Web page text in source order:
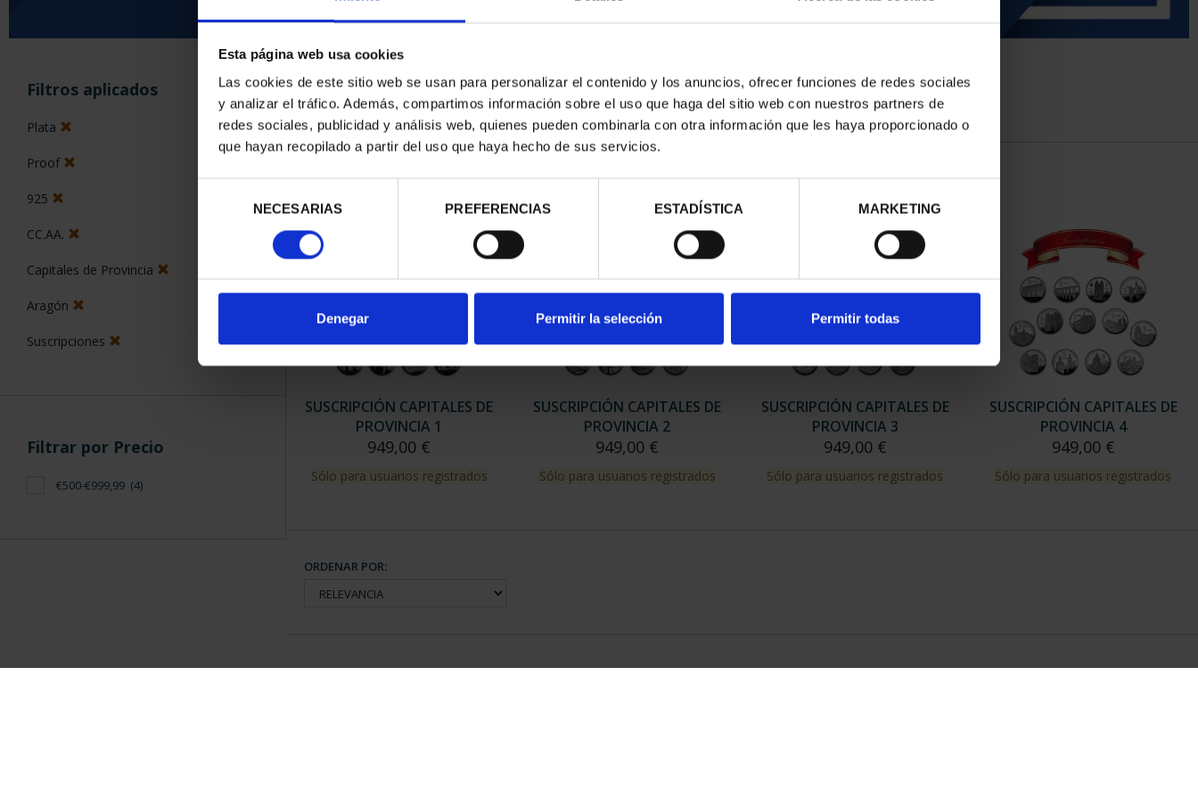
Esta página web usa cookies
Las cookies de este sitio web se usan para personalizar el contenido y los anuncios, ofrecer funciones de redes sociales
y analizar el tráfico. Además, compartimos información sobre el uso que haga del sitio web con nuestros partners de
redes sociales, publicidad y análisis web, quienes pueden combinarla con otra información que les haya proporcionado o
que hayan recopilado a partir del uso que haya hecho de sus servicios.
consentimiento
NECESARIAS PREFERENCIAS ESTADÍSTICA MARKETING
Denegar Permitir la selección Permitir todas
Filtros aplicados
Plata
Proof
925
CC.AA.
Capitales de Provincia
Aragón
Suscripciones
Filtrar por Precio
€500-€999,99 (4)
ORDENAR POR:
4 Productos encontrados
SUSCRIPCIÓN CAPITALES DE
PROVINCIA 1
949,00 €
Sólo para usuarios registrados
SUSCRIPCIÓN CAPITALES DE
PROVINCIA 2
949,00 €
Sólo para usuarios registrados
SUSCRIPCIÓN CAPITALES DE
PROVINCIA 3
949,00 €
Sólo para usuarios registrados
SUSCRIPCIÓN CAPITALES DE
PROVINCIA 4
949,00 €
Sólo para usuarios registrados
ORDENAR POR: